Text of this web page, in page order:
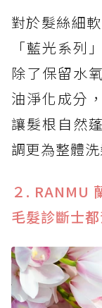
對於髮絲細
「藍光系列
除了保留水
油淨化成分
讓髮根自然
調更為整體
２. RANMU
毛髮診斷士都